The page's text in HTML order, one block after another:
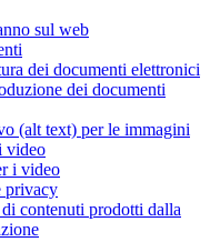
sul web
dei documenti elettronici
dei documenti
(alt text) per le immagini
video
i video
privacy
contenuti prodotti dalla